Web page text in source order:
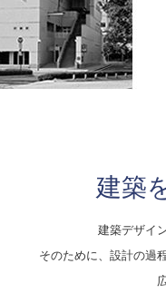
建築
建築デザイ
そのために、設計の過